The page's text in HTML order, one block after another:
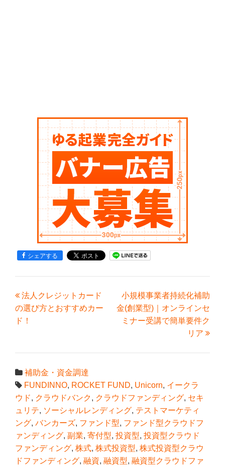
シェアする
法人クレジットカード
の選び方とおすすめカー
ド！
小規模事業者持続化補助
金(創業型)｜オンラインセ
ミナー受講で簡単要件ク
リア
補助金・資金調達
FUNDINNO, ROCKET FUND, Unicorn, イークラ
ウド, クラウドバンク, クラウドファンディング, セキ
ュリテ, ソーシャルレンディング, テストマーケティ
ング, バンカーズ, ファンド型, ファンド型クラウドフ
ァンディング, 副業, 寄付型, 投資型, 投資型クラウド
ファンディング, 株式, 株式投資型, 株式投資型クラウ
ドファンディング, 融資, 融資型, 融資型クラウドファ